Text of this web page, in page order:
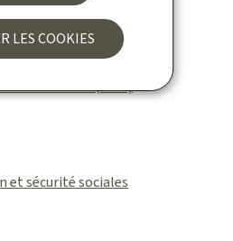
LES COOKIES
Sécurité sociale
sociale (IGSS)
et sécurité sociales